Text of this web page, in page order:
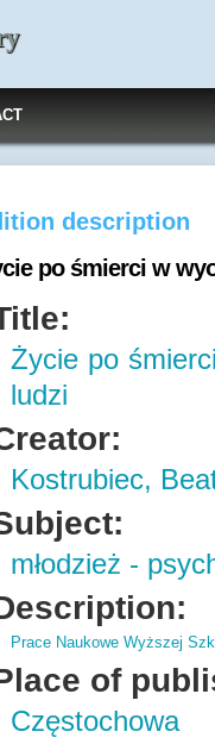
description
po śmierci w
Życie po
ludzi
Kostrubiec,
młodzież -
Prace Naukowe Wyższej
of
Częstochowa